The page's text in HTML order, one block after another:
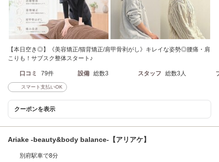
【本日空き◎】《美容矯正/猫背矯正/肩甲骨剥がし》キレイな姿勢◎腰痛・肩
こりも！サブスク整体スタート♪
口コミ 79件 設備 総数3 スタッフ 総数3人
スマート支払いOK
クーポンを表示
Ariake -beauty&body balance-【アリアケ】
別府駅車で8分